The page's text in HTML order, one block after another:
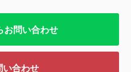
お問い合わせ
い合わせ